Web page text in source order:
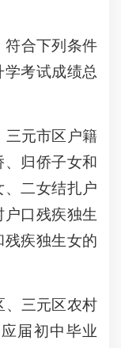
合下列条件
考试成绩总
元市区户籍
归侨子女和
、二女结扎户
口残疾独生
疾独生女的
三元区农村
届初中毕业